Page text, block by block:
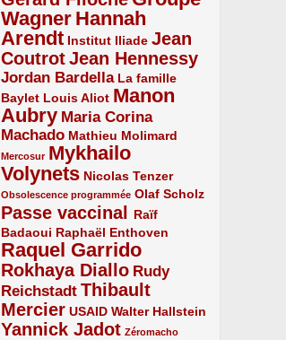
Wagner
5/5
Hannah
Arendt
5/5 Institut Iliade
2/5
Jean
Coutrot
4/5 Jean Hennessy
4/5
Jordan Bardella
3/5
La famille
Baylet
2/5 Louis Aliot
2/5
Manon
Aubry
5/5
Maria Corina
Machado
3/5 Mathieu Molimard
2/5
Mercosur
1/5
Mykhailo
Volynets
5/5 Nicolas Tenzer
2/5
Obsolescence programmée
1/5 Olaf Scholz
2/5
Passe vaccinal
4/5
Raïf
Badaoui
2/5 Raphaël Enthoven
2/5
Raquel Garrido
5/5
Rokhaya Diallo
4/5
Rudy
Reichstadt
3/5
Thibault
Mercier
4/5 USAID
2/5 Walter Hallstein
2/5
Yannick Jadot
4/5 Zéromacho
1/5